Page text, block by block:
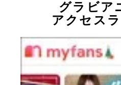
グラビア
アクセス